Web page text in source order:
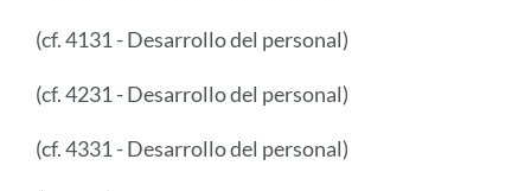
(cf. 4131 - Desarrollo del personal)
(cf. 4231 - Desarrollo del personal)
(cf. 4331 - Desarrollo del personal)